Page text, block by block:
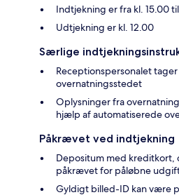
Indtjekning er fra kl. 15.00
Udtjekning er kl. 12.00
Særlige
Receptionspersonalet
overnatningsstedet
Oplysninger fra
hjælp af automatiserede
Påkrævet ved indtjekning
Depositum med
påkrævet for påløbne
Gyldigt billed-ID kan være